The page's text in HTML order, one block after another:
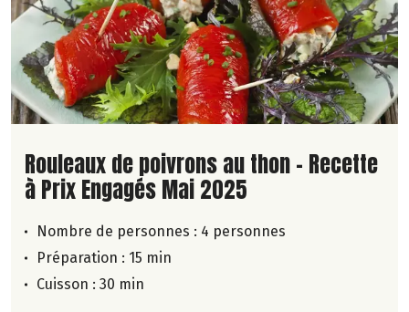
Lire la suite de la recette
Rouleaux de poivrons au thon - Recette
à Prix Engagés Mai 2025
Nombre de personnes : 4 personnes
Préparation : 15 min
Cuisson : 30 min